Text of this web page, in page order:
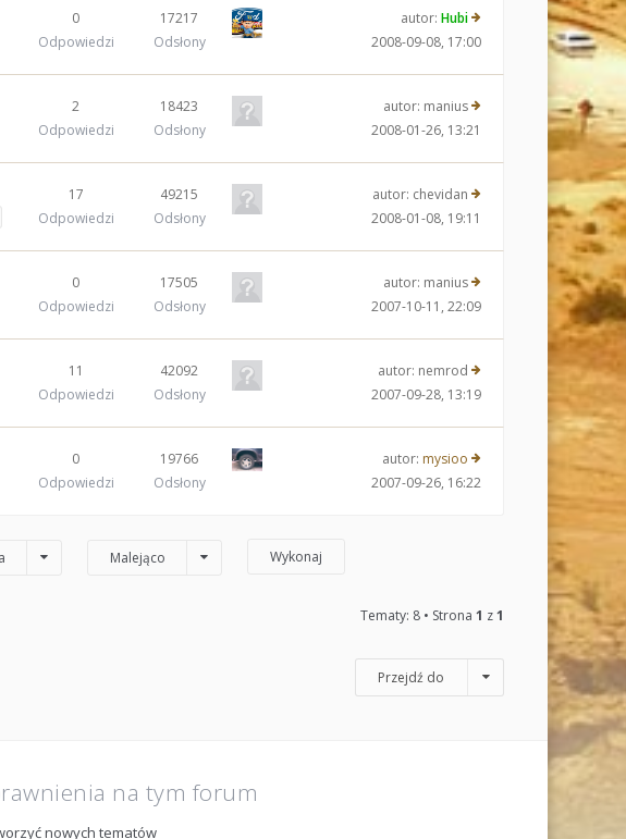
0
Odpowiedzi
17217
Odsłony
autor: Hubi
2008-09-08, 17:00
2
Odpowiedzi
18423
Odsłony
autor: manius
2008-01-26, 13:21
17
Odpowiedzi
49215
Odsłony
autor: chevidan
2008-01-08, 19:11
0
Odpowiedzi
17505
Odsłony
autor: manius
2007-10-11, 22:09
11
Odpowiedzi
42092
Odsłony
autor: nemrod
2007-09-28, 13:19
0
Odpowiedzi
19766
Odsłony
autor: mysioo
2007-09-26, 16:22
Malejąco
Tematy: 8 • Strona 1 z1
Przejdź do
na tym forum
nowych tematów